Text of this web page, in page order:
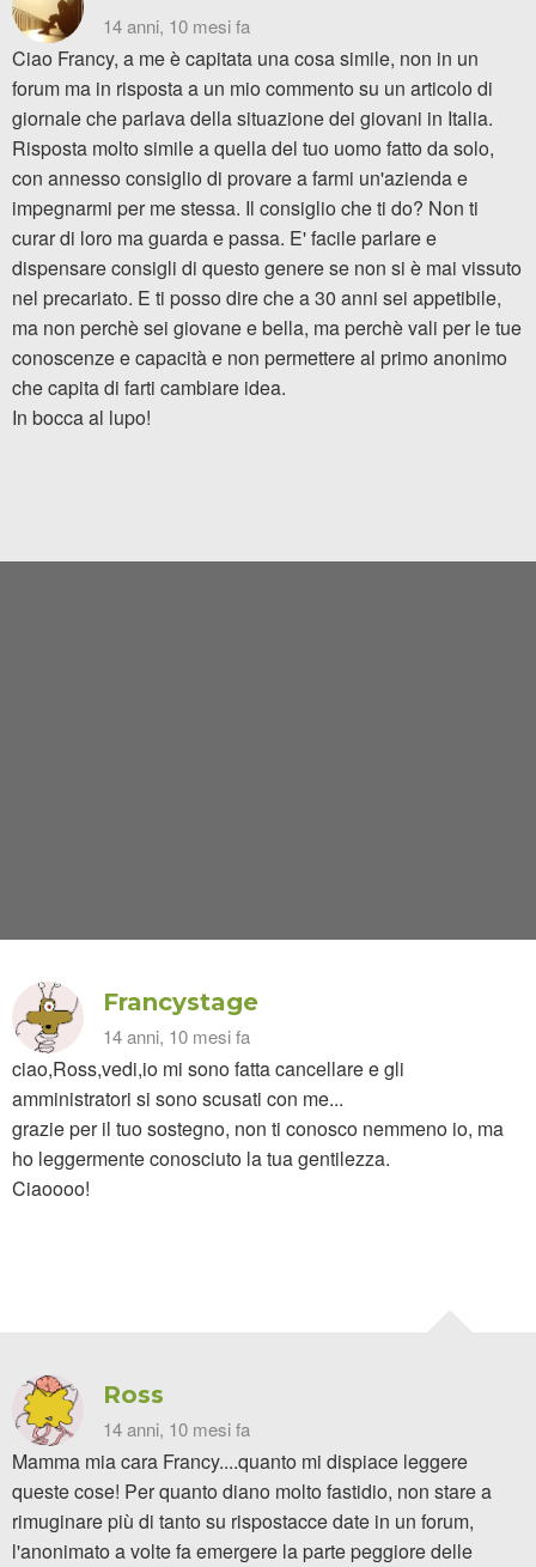
14 anni, 10 mesi fa
Ciao Francy, a me è capitata una cosa simile, non in un
forum ma in risposta a un mio commento su un articolo di
giornale che parlava della situazione dei giovani in Italia.
Risposta molto simile a quella del tuo uomo fatto da solo,
con annesso consiglio di provare a farmi un'azienda e
impegnarmi per me stessa. Il consiglio che ti do? Non ti
curar di loro ma guarda e passa. E' facile parlare e
dispensare consigli di questo genere se non si è mai vissuto
nel precariato. E ti posso dire che a 30 anni sei appetibile,
ma non perchè sei giovane e bella, ma perchè vali per le tue
conoscenze e capacità e non permettere al primo anonimo
che capita di farti cambiare idea.
In bocca al lupo!
Francystage
14 anni, 10 mesi fa
ciao,Ross,vedi,io mi sono fatta cancellare e gli
amministratori si sono scusati con me...
grazie per il tuo sostegno, non ti conosco nemmeno io, ma
ho leggermente conosciuto la tua gentilezza.
Ciaoooo!
Ross
14 anni, 10 mesi fa
Mamma mia cara Francy....quanto mi dispiace leggere
queste cose! Per quanto diano molto fastidio, non stare a
rimuginare più di tanto su rispostacce date in un forum,
l'anonimato a volte fa emergere la parte peggiore delle